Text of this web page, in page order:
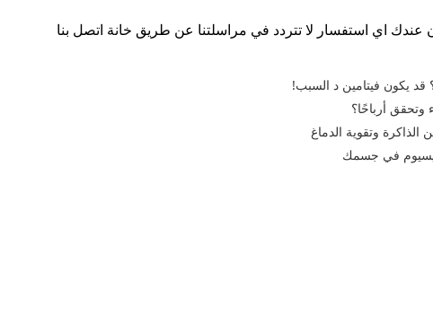
عندك اي استفسار لا تتردد في مراسلتنا عن طريق خانة اتصل بنا
يكون فيتامين د السبب!
أرباحًا؟
وتقوية الدماغ
في جسمك